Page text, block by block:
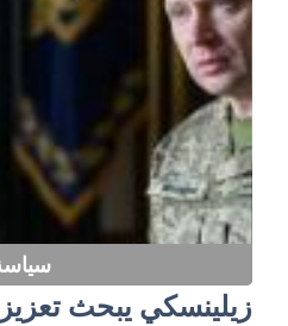
زيلينسكي يبحث